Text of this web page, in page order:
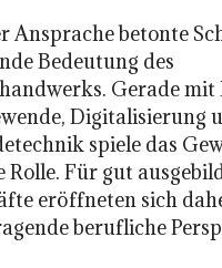
Ansprache betonte
Bedeutung des
Gerade
Digitalisierung
spiele das
Rolle. Für gut
eröffneten sich
berufliche